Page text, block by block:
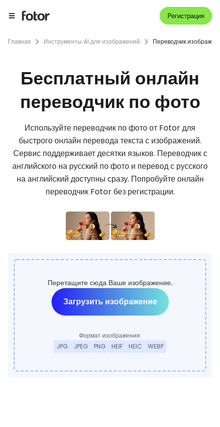
Регистрация
Главная Инструменты AI для изображений Переводчик
Бесплатный онлайн
переводчик по фото
Используйте переводчик по фото от Fotor для
быстрого онлайн перевода текста с изображений.
Сервис поддерживает десятки языков. Переводчик с
английского на русский по фото и перевод с русского
на английский доступны сразу. Попробуйте онлайн
переводчик Fotor без регистрации.
Перетащите сюда Ваше изображение.
Загрузить изображение
Формат изображения:
JPG
JPEG PNG HEIF HEIC WEBP